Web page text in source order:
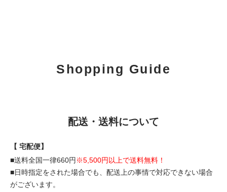
Shopping Guide
配送・送料について
【 宅配便】
■送料全国一律660円 ※5,500円以上で送料無料！
■日時指定をされた場合でも、配送上の事情で対応できない場合
がございます。